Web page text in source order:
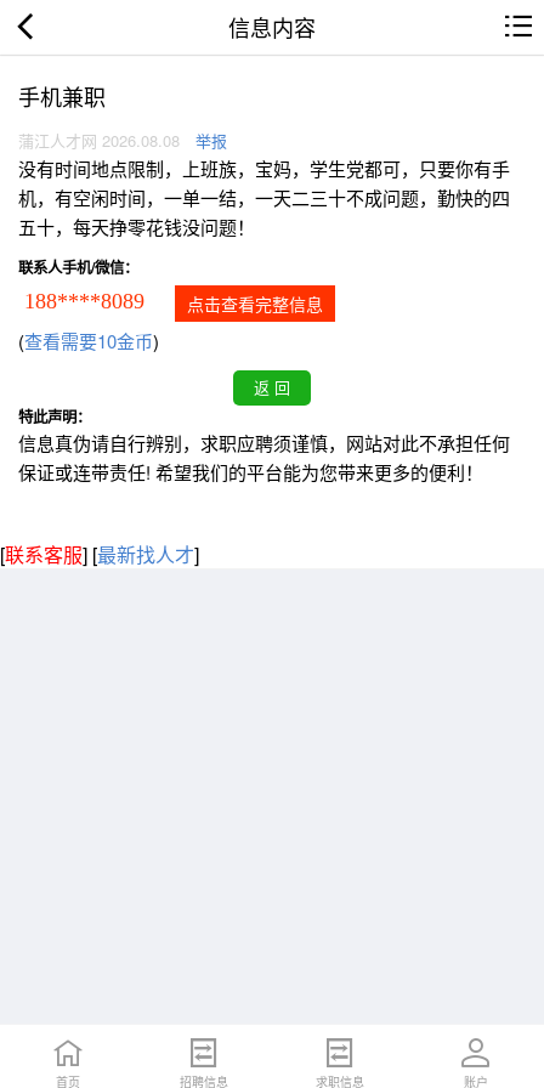
信息内容
手机兼职
蒲江人才网 2026.08.08 举报
没有时间地点限制，上班族，宝妈，学生党都可，只要你有手
机，有空闲时间，一单一结，一天二三十不成问题，勤快的四
五十，每天挣零花钱没问题！
联系人手机/微信：
188****8089 点击查看完整信息
(查看需要10金币)
特此声明：
信息真伪请自行辨别，求职应聘须谨慎，网站对此不承担任何
保证或连带责任! 希望我们的平台能为您带来更多的便利！
[联系客服] [最新找人才]
首页 招聘信息 求职信息 账户